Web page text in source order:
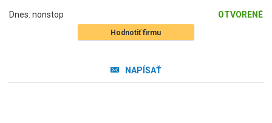
Dnes: nonstop OTVORENÉ
Hodnotiť firmu
NAPÍSAŤ